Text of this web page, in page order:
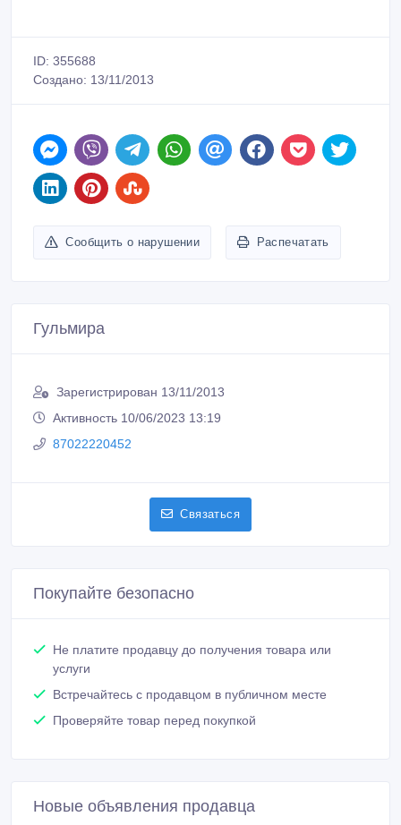
ID: 355688
Создано: 13/11/2013
Сообщить о нарушении Распечатать
Гульмира
Зарегистрирован 13/11/2013
Активность 10/06/2023 13:19
87022220452
Связаться
Покупайте безопасно
Не платите продавцу до получения товара или
услуги
Встречайтесь с продавцом в публичном месте
Проверяйте товар перед покупкой
Новые объявления продавца